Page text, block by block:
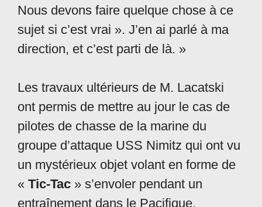
Nous devons faire quelque chose à ce
sujet si c’est vrai ». J’en ai parlé à ma
direction, et c’est parti de là. »
Les travaux ultérieurs de M. Lacatski
ont permis de mettre au jour le cas de
pilotes de chasse de la marine du
groupe d’attaque USS Nimitz qui ont vu
un mystérieux objet volant en forme de
« Tic-Tac » s’envoler pendant un
entraînement dans le Pacifique.